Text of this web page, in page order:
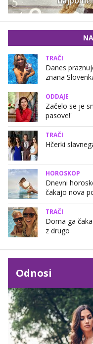
TRAČI
Danes
znana
ODDAJE
Začelo se je
pasove!'
TRAČI
Hčerki
HOROSKOP
Dnevni
čakajo nova
TRAČI
Doma ga
z drugo
Odnosi